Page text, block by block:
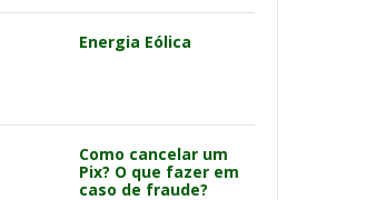
Energia Eólica
Como cancelar um
Pix? O que fazer em
caso de fraude?